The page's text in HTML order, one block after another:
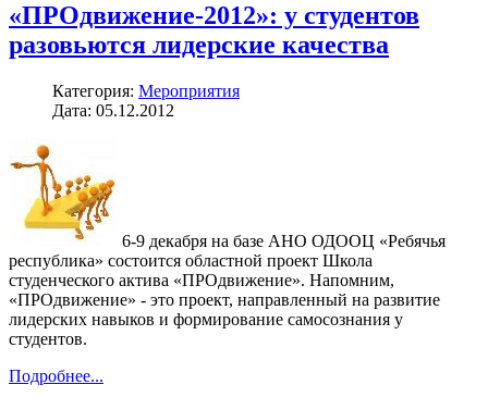
«ПРОдвижение-2012»: у студентов
разовьются лидерские качества
Категория: Мероприятия
Дата: 05.12.2012
6-9 декабря на базе АНО ОДООЦ «Ребячья
республика» состоится областной проект Школа
студенческого актива «ПРОдвижение». Напомним,
«ПРОдвижение» - это проект, направленный на развитие
лидерских навыков и формирование самосознания у
студентов.
Подробнее...